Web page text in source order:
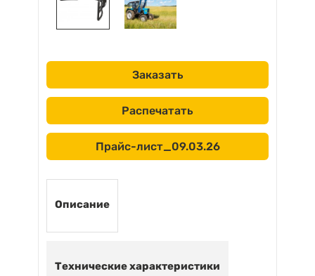
Заказать
Распечатать
Прайс-лист_09.03.26
Описание
Технические характеристики